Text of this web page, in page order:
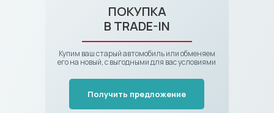
ПОКУПКА
В TRADE-IN
Купим ваш старый автомобиль или обменяем
его на новый, с выгодными для вас условиями
Получить предложение